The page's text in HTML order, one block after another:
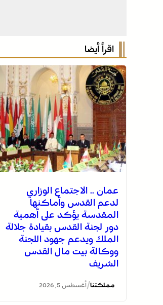
اقرأ أيضا
عمان .. الاجتماع الوزاري
لدعم القدس وأماكنها
المقدسة يؤكد على أهمية
دور لجنة القدس بقيادة جلالة
الملك ويدعم جهود اللجنة
ووكالة بيت مال القدس
الشريف
مملكتنا/أغسطس 5, 2026